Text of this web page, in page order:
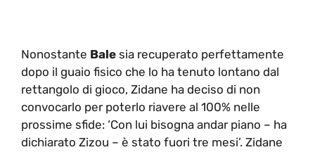
Nonostante Bale sia recuperato perfettamente
dopo il guaio fisico che lo ha tenuto lontano dal
rettangolo di gioco, Zidane ha deciso di non
convocarlo per poterlo riavere al 100% nelle
prossime sfide: ‘Con lui bisogna andar piano – ha
dichiarato Zizou – è stato fuori tre mesi’. Zidane